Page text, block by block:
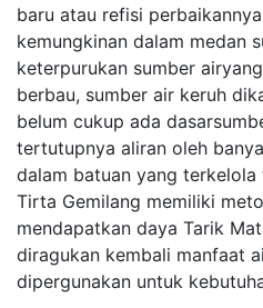
baru atau refisi
kemungkinan dalam medan
keterpurukan sumber
berbau, sumber air keruh
belum cukup ada
tertutupnya aliran oleh
dalam batuan yang
Tirta Gemilang memiliki
mendapatkan daya Tarik
diragukan kembali manfaat
dipergunakan untuk